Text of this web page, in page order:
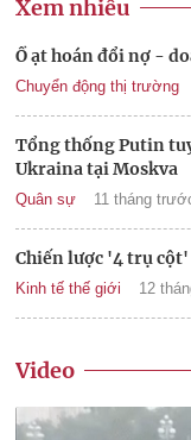
Xem nhiều
Ồ ạt hoán đổi nợ -
Chuyển động thị trường
Tổng thống Putin
Ukraina tại Moskva
Quân sự 11 tháng
Chiến lược '4 trụ
Kinh tế thế giới 12
Video